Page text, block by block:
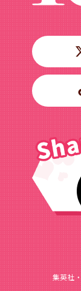
集英社